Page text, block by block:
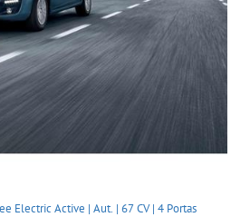
Electric Active | Aut. | 67 CV | 4 Portas